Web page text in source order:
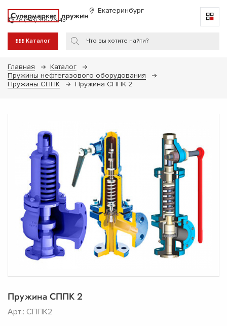
Супермаркет пружин Екатеринбург
8 (343) 318-26-43
Каталог
Главная
Каталог
Пружины нефтегазового оборудования
Пружины СППК
Пружина СППК 2
Пружина СППК 2
Арт.: СППК2